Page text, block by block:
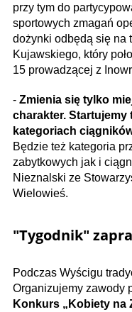
przy tym do
sportowych zmagań
dożynki odbędą się na
Kujawskiego, który
15 prowadzącej z
- Zmienia się tylko
charakter.
kategoriach
Będzie też kategoria
zabytkowych jak i
Nieznalski ze
Wielowieś.
"Tygodnik"
Podczas Wyścigu
Organizujemy zawody
Konkurs „Kobiety na